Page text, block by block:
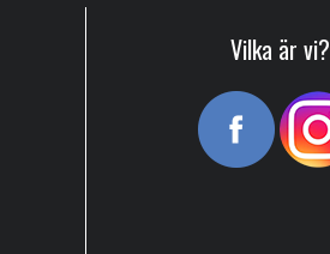
Vilka är